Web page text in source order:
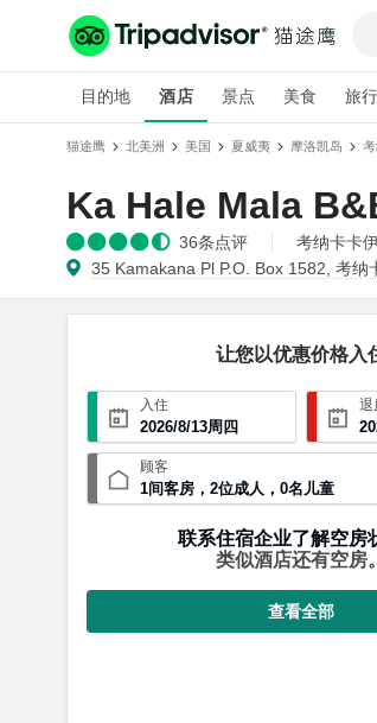
目的地 酒店 景点 美食 旅
猫途鹰 北美洲 美国 夏威夷 摩洛凯岛
Ka Hale Mala
36条点评 考纳卡卡
35 Kamakana Pl P.O. Box 1582, 考纳
让您以优惠价格入
入住
2026/8/13周四
退
顾客
1间客房 ， 2位成人 ， 0名儿童
联系住宿企业了解空房
类似酒店还有空房。
查看全部